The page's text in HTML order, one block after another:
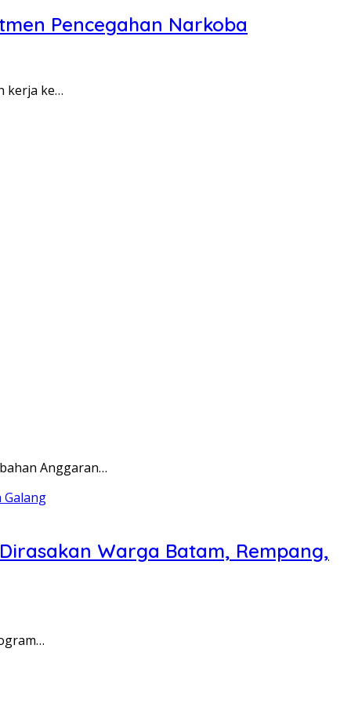
Pencegahan Narkoba
kerja ke…
Anggaran…
Warga Batam, Rempang,